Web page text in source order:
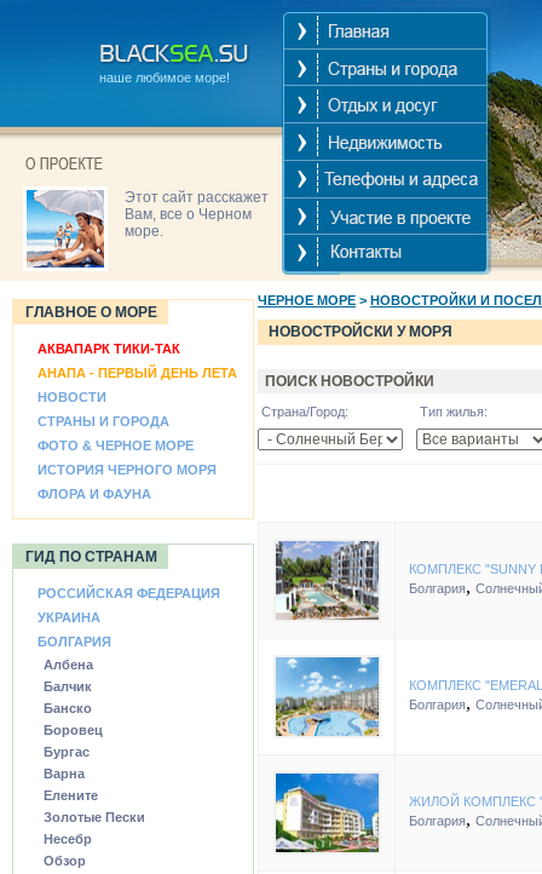
наше любимое море!
Этот сайт расскажет
Вам, все о Черном
море.
ГЛАВНОЕ О МОРЕ
АКВАПАРК ТИКИ-ТАК
АНАПА - ПЕРВЫЙ ДЕНЬ ЛЕТА
НОВОСТИ
СТРАНЫ И ГОРОДА
ФОТО & ЧЕРНОЕ МОРЕ
ИСТОРИЯ ЧЕРНОГО МОРЯ
ФЛОРА И ФАУНА
ГИД ПО СТРАНАМ
РОССИЙСКАЯ ФЕДЕРАЦИЯ
УКРАИНА
БОЛГАРИЯ
Албена
Балчик
Банско
Боровец
Бургас
Варна
Елените
Золотые Пески
Несебр
Обзор
ЧЕРНОЕ МОРЕ > НОВОСТРОЙКИ И
НОВОСТРОЙСКИ У МОРЯ
ПОИСК НОВОСТРОЙКИ
Страна/Город: Тип жилья:
КОМПЛЕКС "SUNNY
Болгария,
КОМПЛЕКС
Болгария,
ЖИЛОЙ КОМПЛЕКС
Болгария,